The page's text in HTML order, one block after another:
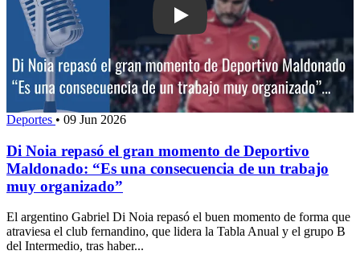
Play: Di Noia repasó el gran
Deportes • 09 Jun 2026
Di Noia repasó el gran momento de Deportivo
Maldonado: “Es una consecuencia de un trabajo
muy organizado”
El argentino Gabriel Di Noia repasó el buen momento de forma que
atraviesa el club fernandino, que lidera la Tabla Anual y el grupo B
del Intermedio, tras haber...